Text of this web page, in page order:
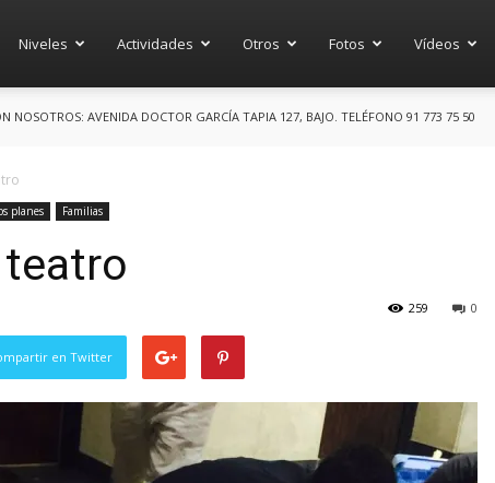
Niveles Actividades Otros Fotos Vídeos
NOSOTROS: AVENIDA DOCTOR GARCÍA TAPIA 127, BAJO. TELÉFONO 91 773 75 50
planes Familias
0
259
en Twitter